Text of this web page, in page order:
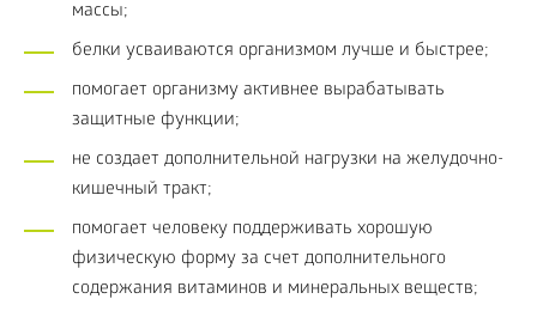
массы;
белки усваиваются организмом лучше и быстрее;
помогает организму активнее вырабатывать
защитные функции;
не создает дополнительной нагрузки на желудочно-
кишечный тракт;
помогает человеку поддерживать хорошую
физическую форму за счет дополнительного
содержания витаминов и минеральных веществ;